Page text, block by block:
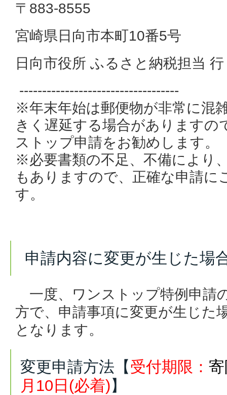
〒883-8555
宮崎県日向市本町10番5号
日向市役所 ふるさと納税担当 行
-----------------------------------
※年末年始は郵便物が非常に混
きく遅延する場合がありますの
ストップ申請をお勧めします。
※必要書類の不足、不備により
もありますので、正確な申請に
す。
申請内容に変更が生じた場
一度、ワンストップ特例申請
方で、申請事項に変更が生じた
となります。
変更申請方法【受付期限：
月10日(必着)】